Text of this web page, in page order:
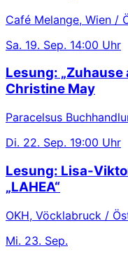
Café Melange, Wien /
Sa. 19. Sep. 14:00 Uhr
Lesung: „Zuhause
Christine May
Paracelsus
Di. 22. Sep. 19:00 Uhr
Lesung: Lisa-
„LAHEA“
OKH, Vöcklabruck /
Mi. 23. Sep.